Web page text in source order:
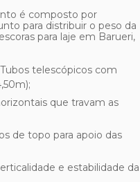
é composto por
para distribuir o peso da
para laje em Barueri,